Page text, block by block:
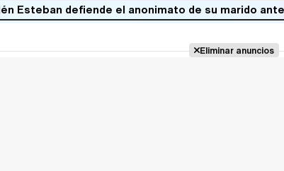
Esteban defiende el anonimato de su marido
Eliminar anuncios